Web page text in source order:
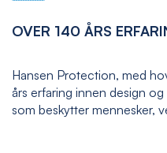
OVER 140 ÅRS
Hansen Protection, med
års erfaring innen design
som beskytter mennesker,